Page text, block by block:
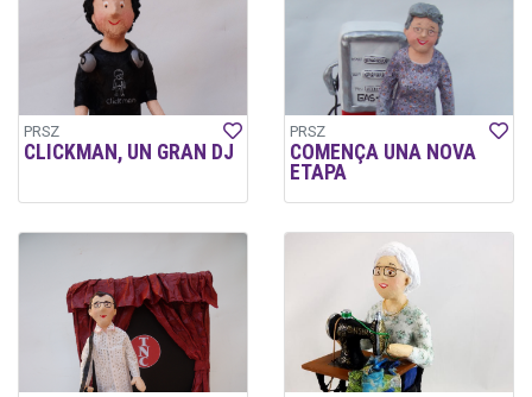
PRSZ
CLICKMAN, UN GRAN DJ
PRSZ
COMENÇA UNA NOVA
ETAPA